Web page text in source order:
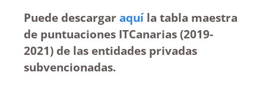
Puede descargar aquíla tabla maestra
de puntuaciones ITCanarias (2019-
2021) de las entidades privadas
subvencionadas.